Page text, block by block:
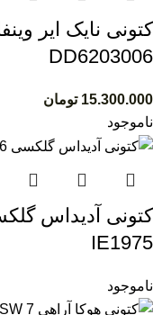
DD6203006
15.300.000 تومان
ناموجود
IE1975
ناموجود